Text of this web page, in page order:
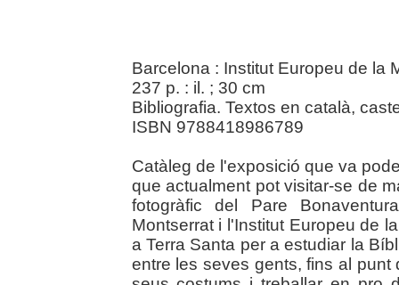
Barcelona : Institut Europeu de la
237 p. : il. ; 30 cm
Bibliografia. Textos en català,
ISBN 9788418986789
Catàleg de l'exposició que va
que actualment pot visitar-se de
fotogràfic del Pare
Montserrat i l'Institut Europeu de
a Terra Santa per a estudiar la
entre les seves gents, fins al